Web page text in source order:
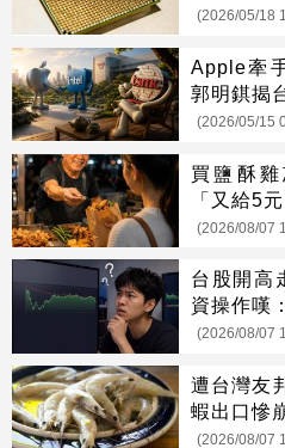
要性
(2026/05/18
Apple牽
郭明錤揭
(2026/05/15
買鹽酥
「又給5
(2026/08/07
台股開高
資操作嘆
(2026/08/07
遭台灣友
蝦出口慘
(2026/08/07